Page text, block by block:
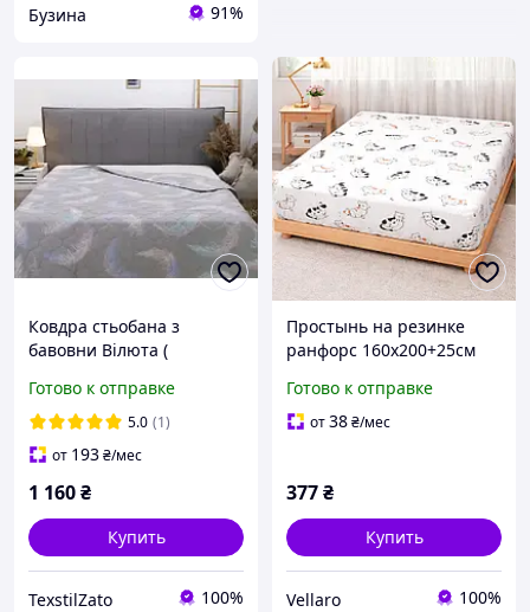
Бузина 91%
Ковдра стьобана з
бавовни Вілюта (
Готово к отправке
5.0 (1)
от 193₴/мес
1 160₴
Купить
TexstilZato 100%
Простынь на резинке
ранфорс 160х200+25см
Готово к отправке
от38₴/мес
377₴
Купить
Vellaro 100%